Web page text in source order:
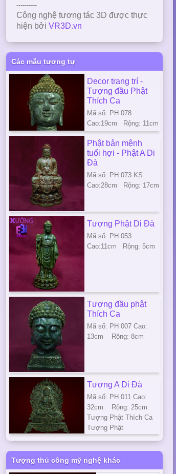
----------
Công nghệ tương tác 3D được thực
hiện bởi VR3D.vn
Các mẫu tương tự
Decor trang trí -
Tượng đầu Phật
Thích Ca
Mã số: PH 078
Cao:19cm Rộng: 11cm
Phật bản mệnh
tuổi hợi - Phật A Di
Đà
Mã số: PH 073 KS
Cao:28cm Rộng: 17cm
Tượng Phật Di Đà
Mã số: PH 053
Cao:11cm Rộng: 5cm
Tượng đầu phật
Thích Ca
Mã số: PH 007 Cao:
13cm Rộng: 8cm
Tượng A Di Đà
Mã số: PH 011 Cao:
32cm Rộng: 25cm
Tượng Phật Thích Ca
Tượng Phật
Tượng thủ công mỹ nghệ khác